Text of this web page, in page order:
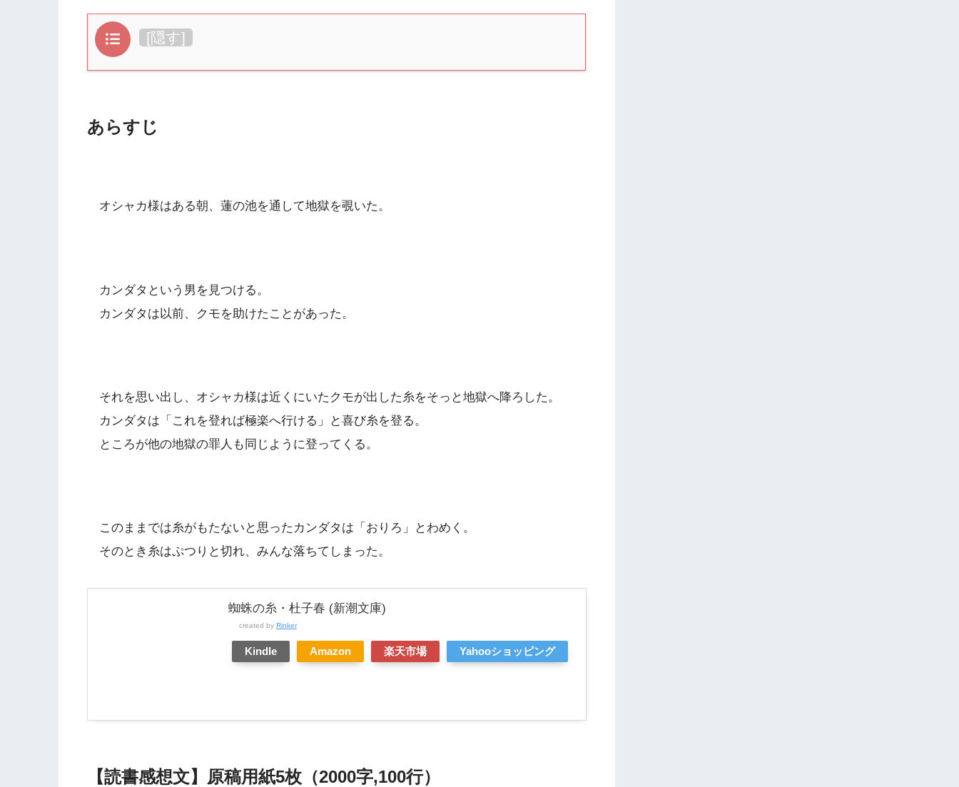
目次 [隠す]
あらすじ
オシャカ様はある朝、蓮の池を通して地獄を覗いた。
カンダタという男を見つける。
カンダタは以前、クモを助けたことがあった。
それを思い出し、オシャカ様は近くにいたクモが出した糸をそっと地獄へ降ろした。
カンダタは「これを登れば極楽へ行ける」と喜び糸を登る。
ところが他の地獄の罪人も同じように登ってくる。
このままでは糸がもたないと思ったカンダタは「おりろ」とわめく。
そのとき糸はぷつりと切れ、みんな落ちてしまった。
蜘蛛の糸・杜子春 (新潮文庫)
created by Rinker
Kindle Amazon 楽天市場 Yahooショッピング
【読書感想文】原稿用紙5枚（2000字,100行）